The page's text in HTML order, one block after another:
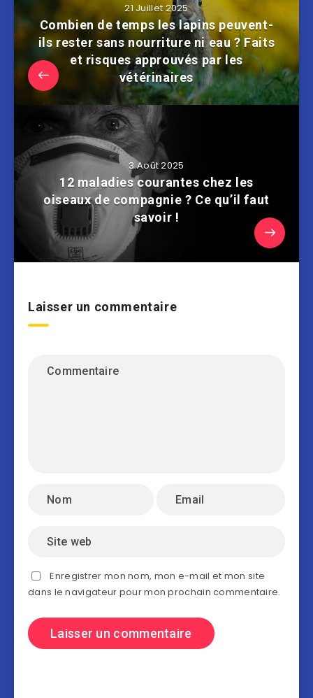
21 Juillet 2025
Combien de temps les lapins peuvent-
ils rester sans nourriture ni eau ? Faits
et risques approuvés par les
vétérinaires
3 Août 2025
12 maladies courantes chez les
oiseaux de compagnie ? Ce qu’il faut
savoir !
Laisser un commentaire
Enregistrer mon nom, mon e-mail et mon site
dans le navigateur pour mon prochain commentaire.